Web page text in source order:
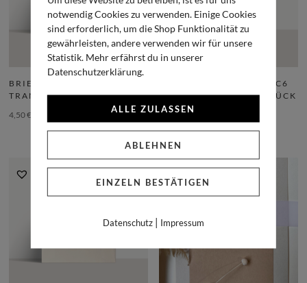
BRIEFUMSCHLAG
TRANSPARENT C6, 5 STÜCK
4,50€
BRIEFUMSCHLAG MIST C6
(GERADE KLAPPE), 5 STÜCK
6,00€inkl. MwSt.
notwendig Cookies zu verwenden. Einige Cookies
sind erforderlich, um die Shop Funktionalität zu
gewährleisten, andere verwenden wir für unsere
Statistik. Mehr erfährst du in unserer
Datenschutzerklärung.
ALLE ZULASSEN
ABLEHNEN
EINZELN BESTÄTIGEN
Datenschutz| Impressum